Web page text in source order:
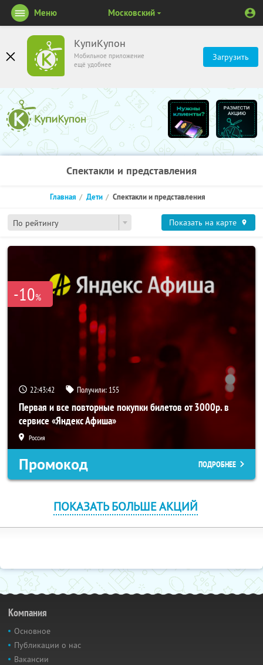
КупиКупон
Мобильное приложение
ещё удобнее
Загрузить
Меню Московский
Спектакли и представления
По рейтингу
Главная Дети Спектакли и представления
Показать на карте
-10%
22:43:42 Получили: 155
Первая и все повторные покупки билетов от 3000р. в
сервисе «Яндекс Афиша»
Россия
Промокод ПОДРОБНЕЕ
ПОКАЗАТЬ БОЛЬШЕ АКЦИЙ
Компания
Основное
Публикации о нас
Вакансии